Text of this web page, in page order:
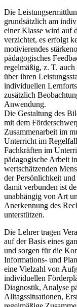
Die
grundsätzlich am
einer Klasse wird auf
verzichtet, es erfolgt
motivierendes
pädagogisches
regelmäßig, z. T.
über ihren
individuellen
zusätzlich
Anwendung.
Die Gestaltung des
mit dem
Zusammenarbeit im
Unterricht im
Fachkräften im
pädagogische Arbeit
wertschätzenden
der Persönlichkeit
damit verbunden ist
unabhängig von Art
Anerkennung des
unterstützen.
Die Lehrer tragen
auf der Basis eines
und sorgen für die
Informations- und
eine Vielzahl von
individuellen
Diagnostik, Analyse
Alltagssituationen,